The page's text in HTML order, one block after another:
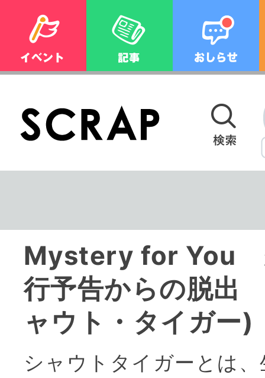
Mystery for You
行予告からの脱出
ャウト・タイガー)
シャウトタイガーとは